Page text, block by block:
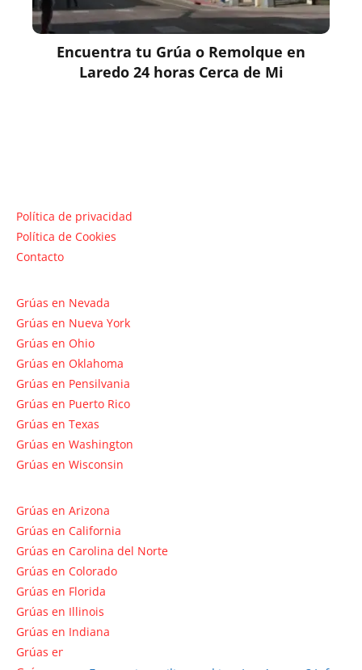
Encuentra tu Grúa o Remolque en
Laredo 24 horas Cerca de Mi
Política de privacidad
Política de Cookies
Contacto
Grúas en Nevada
Grúas en Nueva York
Grúas en Ohio
Grúas en Oklahoma
Grúas en Pensilvania
Grúas en Puerto Rico
Grúas en Texas
Grúas en Washington
Grúas en Wisconsin
Grúas en Arizona
Grúas en California
Grúas en Carolina del Norte
Grúas en Colorado
Grúas en Florida
Grúas en Illinois
Grúas en Indiana
Grúas en Massachusetts